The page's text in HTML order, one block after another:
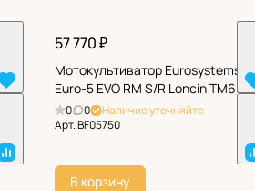
57 770 ₽
Мотокультиватор Eurosystems
Euro-5 EVO RM S/R Loncin TM60
0 0
Наличие уточняйте
Арт.BF05750
В корзину